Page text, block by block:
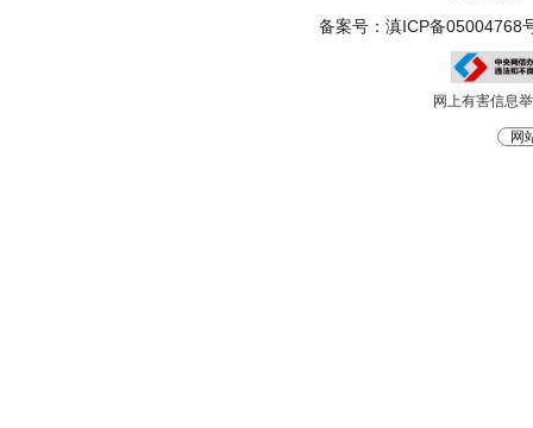
备案号：滇ICP备05004768
网上有害信息
网